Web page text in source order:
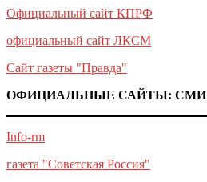
Официальный сайт КПРФ
официальный сайт ЛКСМ
Сайт газеты "Правда"
ОФИЦИАЛЬНЫЕ САЙТЫ: СМИ
Info-rm
газета "Советская Россия"